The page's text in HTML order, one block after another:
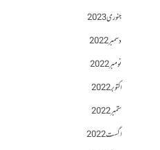
جنوری 2023
دسمبر 2022
نومبر 2022
اکتوبر 2022
ستمبر 2022
اگست 2022